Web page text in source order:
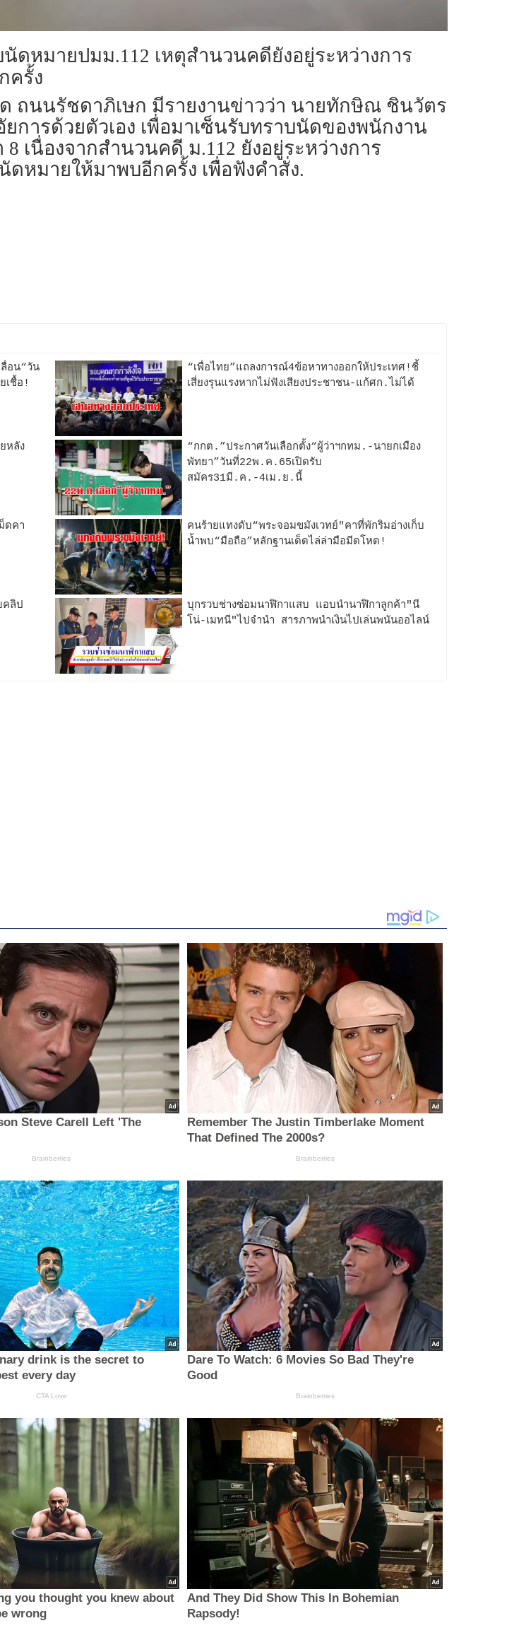
ดหมายปมม.112 เหตุสำนวนคดียังอยู่ระหว่างการ
ครั้ง
ถนนรัชดาภิเษก มีรายงานข่าวว่า นายทักษิณ ชินวัตร
การด้วยตัวเอง เพื่อมาเซ็นรับทราบนัดของพนักงาน
เนื่องจากสำนวนคดี ม.112 ยังอยู่ระหว่างการ
หมายให้มาพบอีกครั้ง เพื่อฟังคำสั่ง.
อน“วัน
เชื้อ!
“เพื่อไทย”แถลงการณ์4ข้อหาทางออกให้ประเทศ!ชี้
เสี่ยงรุนแรงหากไม่ฟังเสียงประชาชน-แก้ศก.ไม่ได้
หลัง
“กกต.”ประกาศวันเลือกตั้ง“ผู้ว่าฯกทม.-นายกเมือง
พัทยา”วันที่22พ.ค.65เปิดรับ
สมัคร31มี.ค.-4เม.ย.นี้
ดคา
คนร้ายแทงดับ“พระจอมขมังเวทย์"คาที่พักริมอ่างเก็บ
น้ำพบ“มือถือ”หลักฐานเด็ดไล่ล่ามือมีดโหด!
คลิป
บุกรวบช่างซ่อมนาฬิกาแสบ แอบนำนาฬิกาลูกค้า"นี
โน่-เมทนี"ไปจำนำ สารภาพนำเงินไปเล่นพนันออไลน์